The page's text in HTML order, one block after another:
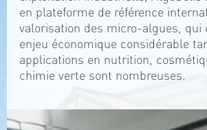
en plateforme de référence
valorisation des micro-algues, qui
enjeu économique considérable
applications en nutrition,
chimie verte sont nombreuses.